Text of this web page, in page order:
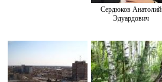
Сердюков Анатолий
Эдуардович